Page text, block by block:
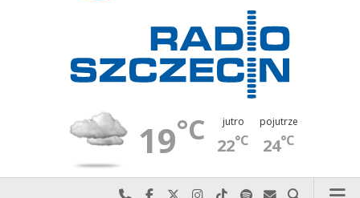
19°C jutro
22°C
pojutrze
24°C